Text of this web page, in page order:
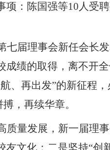
：陈国强等10人受
七届理事会新任会长
成绩的取得，离不开
、再出发”的新征程
，再续华章。
质量发展， 新一届理
友文化 ；二是坚持“创